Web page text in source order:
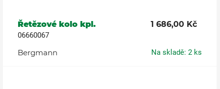
Řetězové kolo kpl. 1 686,00 Kč
06660067
Bergmann Na skladě: 2 ks